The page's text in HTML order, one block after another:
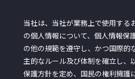
当社は、当社が業務上で使用する
の個人情報について、個人情報保
の他の規範を遵守し、かつ国際的
主的なルール及び体制を確立し、
保護方針を定め、国民の権利擁護